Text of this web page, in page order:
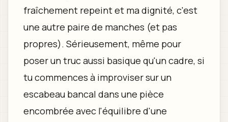
fraîchement repeint et ma dignité, c'est
une autre paire de manches (et pas
propres). Sérieusement, même pour
poser un truc aussi basique qu'un cadre, si
tu commences à improviser sur un
escabeau bancal dans une pièce
encombrée avec l'équilibre d'une